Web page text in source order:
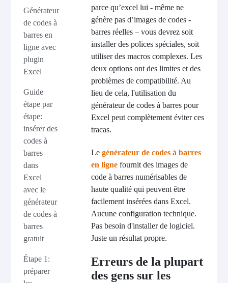
Générateur
de codes à
barres en
ligne avec
plugin
Excel
Guide
étape par
étape:
insérer des
codes à
barres
dans
Excel
avec le
générateur
de codes à
barres
gratuit
Étape 1:
préparer
parce qu’excel lui - même ne
génère pas d’images de codes -
barres réelles – vous devrez soit
installer des polices spéciales, soit
utiliser des macros complexes. Les
deux options ont des limites et des
problèmes de compatibilité. Au
lieu de cela, l'utilisation du
générateur de codes à barres pour
Excel peut complètement éviter ces
tracas.
Le générateur de codes à barres
en lignefournit des images de
code à barres numérisables de
haute qualité qui peuvent être
facilement insérées dans Excel.
Aucune configuration technique.
Pas besoin d'installer de logiciel.
Juste un résultat propre.
Erreurs de la plupart
des gens sur les